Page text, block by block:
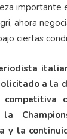
importante
ahora
ciertas
a la
y la